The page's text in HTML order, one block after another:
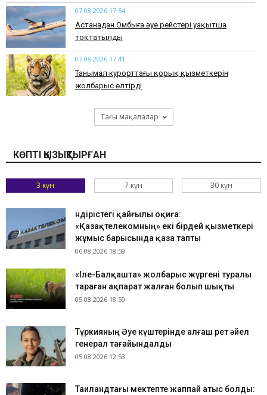
07.08.2026 17:54
Астанадан Омбыға әуе рейстері уақытша
тоқтатылды
07.08.2026 17:41
​Танымал курорттағы қорық қызметкерін
жолбарыс өлтірді
Тағы мақалалар
КӨПТІ ҚЫЗЫҚТЫРҒАН
3 күн 7 күн 30 күн
Өндірістегі қайғылы оқиға:
«Қазақтелекомның» екі бірдей қызметкері
жұмыс барысында қаза тапты
06.08.2026 18:59
«Іле-Балқашта» жолбарыс жүргені туралы
тараған ақпарат жалған болып шықты
05.08.2026 18:59
Түркияның Әуе күштерінде алғаш рет әйел
генерал тағайындалды
05.08.2026 12:53
Таиландтағы мектепте жаппай атыс болды: